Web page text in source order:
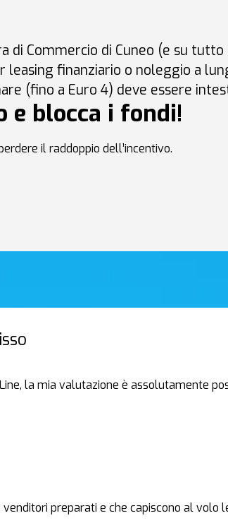
di Commercio di Cuneo (e su
leasing finanziario o noleggio a
(fino a Euro 4) deve essere
e blocca i fondi!
il raddoppio dell’incentivo.
la mia valutazione è assolutamente
venditori preparati e che capiscono al